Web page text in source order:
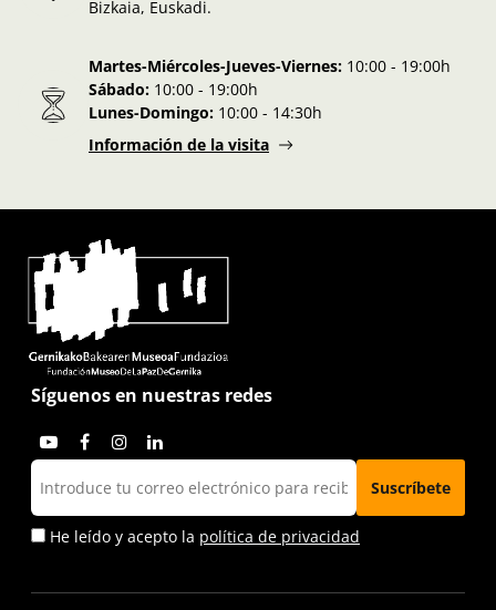
Bizkaia, Euskadi.
Martes-Miércoles-Jueves-Viernes: 10:00 - 19:00h
Sábado: 10:00 - 19:00h
Lunes-Domingo: 10:00 - 14:30h
Información de la visita
Síguenos en nuestras redes
He leído y acepto la política de privacidad